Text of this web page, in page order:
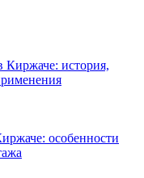
Киржаче: история,
особенности